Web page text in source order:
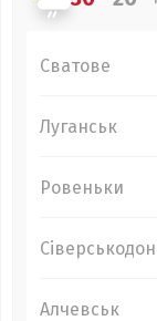
Сватове
Луганськ
Ровеньки
Алчевськ